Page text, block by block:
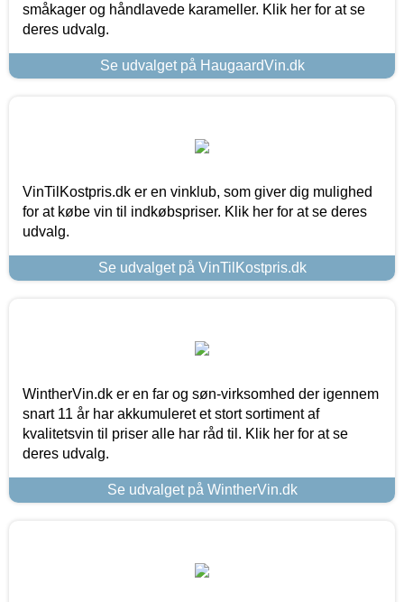
småkager og håndlavede karameller. Klik her for at se
deres udvalg.
Se udvalget på HaugaardVin.dk
VinTilKostpris.dk er en vinklub, som giver dig mulighed
for at købe vin til indkøbspriser. Klik her for at se deres
udvalg.
Se udvalget på VinTilKostpris.dk
WintherVin.dk er en far og søn-virksomhed der igennem
snart 11 år har akkumuleret et stort sortiment af
kvalitetsvin til priser alle har råd til. Klik her for at se
deres udvalg.
Se udvalget på WintherVin.dk